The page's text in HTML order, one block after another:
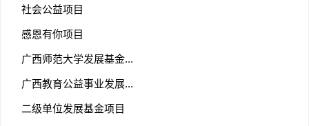
社会公益项目
感恩有你项目
广西师范大学发展基金...
广西教育公益事业发展...
二级单位发展基金项目